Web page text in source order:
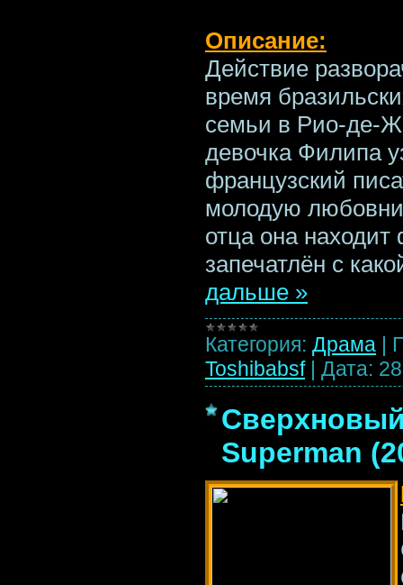
Описание:
Действие
время
семьи в Рио-де-
девочка Филипа
французский
молодую
отца она находит
запечатлён с
дальше »
Категория: Драма |
Toshibabsf | Дата:
Superman